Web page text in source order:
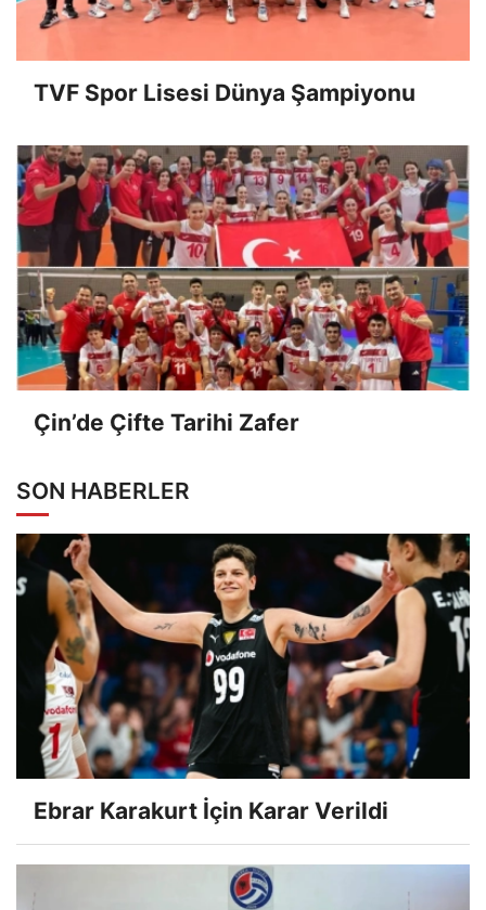
TVF Spor Lisesi Dünya Şampiyonu
Çin’de Çifte Tarihi Zafer
SON HABERLER
Ebrar Karakurt İçin Karar Verildi